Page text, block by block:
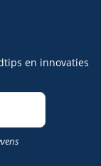
en innovaties